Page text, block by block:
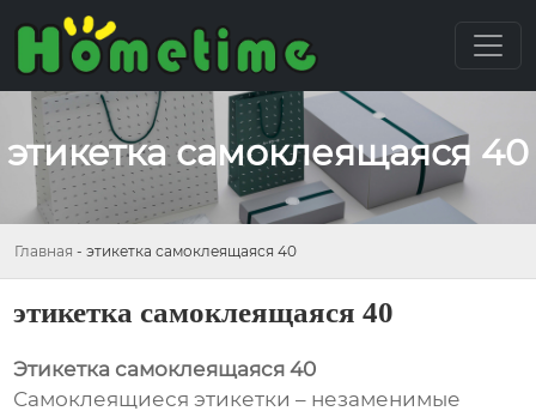
этикетка самоклеящаяся 40
Главная - этикетка самоклеящаяся 40
этикетка самоклеящаяся 40
Этикетка самоклеящаяся 40
Самоклеящиеся этикетки – незаменимые